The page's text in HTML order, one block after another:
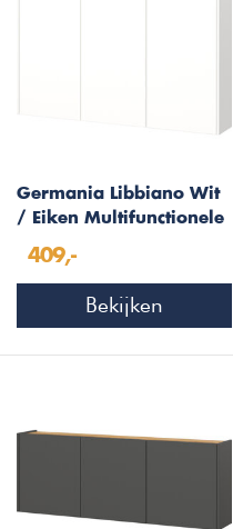
Germania Libbiano Wit
/ Eiken Multifunctionele
409,-
Bekijken